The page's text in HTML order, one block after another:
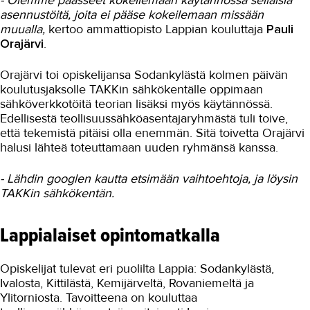
asennustöitä, joita ei pääse kokeilemaan missään
muualla, kertoo ammattiopisto Lappian kouluttaja Pauli
Orajärvi.
Orajärvi toi opiskelijansa Sodankylästä kolmen päivän
koulutusjaksolle TAKKin sähkökentälle oppimaan
sähköverkkotöitä teorian lisäksi myös käytännössä.
Edellisestä teollisuussähköasentajaryhmästä tuli toive,
että tekemistä pitäisi olla enemmän. Sitä toivetta Orajärvi
halusi lähteä toteuttamaan uuden ryhmänsä kanssa.
- Lähdin googlen kautta etsimään vaihtoehtoja, ja löysin
TAKKin sähkökentän.
Lappialaiset opintomatkalla
Opiskelijat tulevat eri puolilta Lappia: Sodankylästä,
Ivalosta, Kittilästä, Kemijärveltä, Rovaniemeltä ja
Ylitorniosta. Tavoitteena on kouluttaa